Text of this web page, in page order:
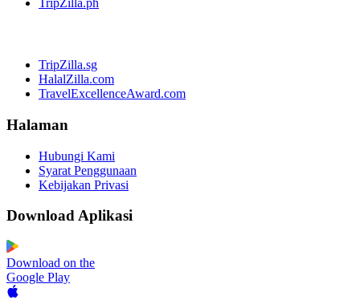
TripZilla.sg
HalalZilla.com
TravelExcellenceAward.com
Halaman
Hubungi Kami
Syarat Penggunaan
Kebijakan Privasi
Download Aplikasi
Download on the
Google Play